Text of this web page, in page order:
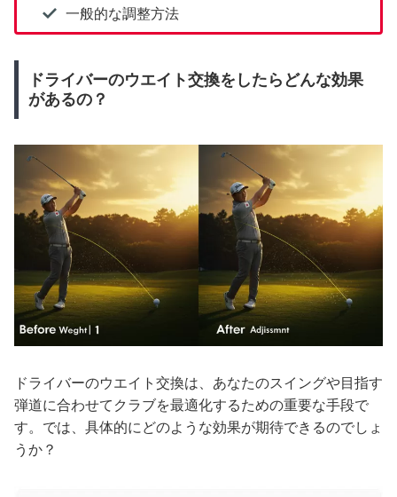
一般的な調整方法
ドライバーのウエイト交換をしたらどんな効果
があるの？
ドライバーのウエイト交換は、あなたのスイングや目指す
弾道に合わせてクラブを最適化するための重要な手段で
す。では、具体的にどのような効果が期待できるのでしょ
うか？